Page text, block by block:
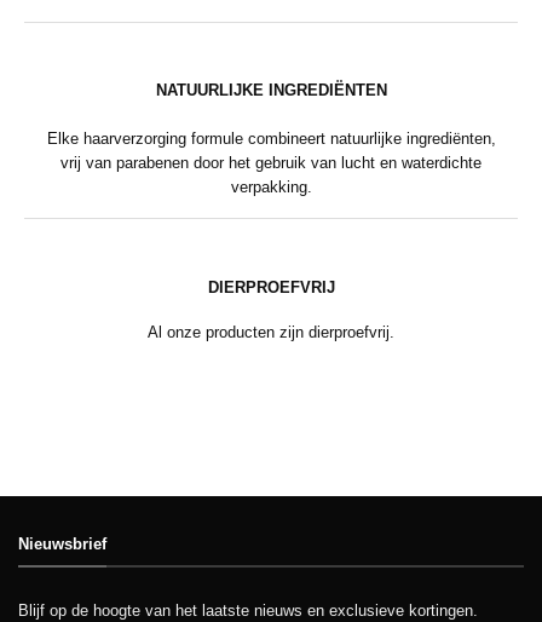
NATUURLIJKE INGREDIËNTEN
Elke haarverzorging formule combineert natuurlijke ingrediënten,
vrij van parabenen door het gebruik van lucht en waterdichte
verpakking.
DIERPROEFVRIJ
Al onze producten zijn dierproefvrij.
Nieuwsbrief
Blijf op de hoogte van het laatste nieuws en exclusieve kortingen.